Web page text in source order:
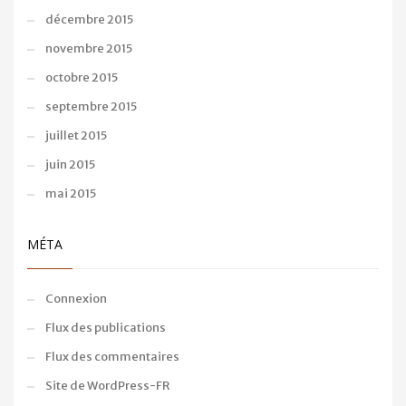
décembre 2015
novembre 2015
octobre 2015
septembre 2015
juillet 2015
juin 2015
mai 2015
MÉTA
Connexion
Flux des publications
Flux des commentaires
Site de WordPress-FR